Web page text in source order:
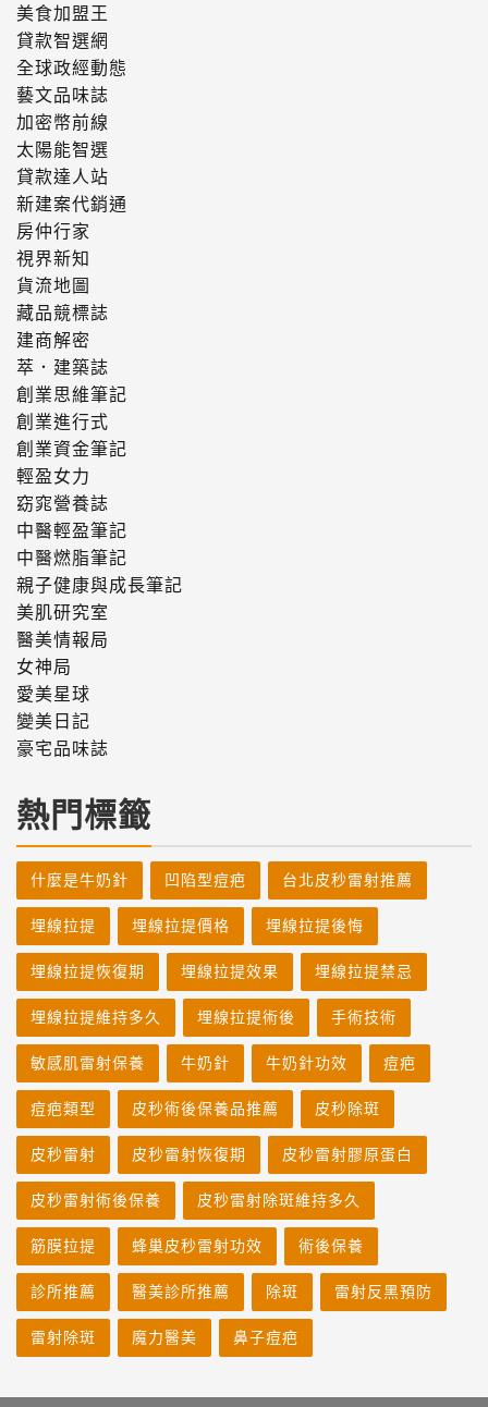
美食加盟王
貸款智選網
全球政經動態
藝文品味誌
加密幣前線
太陽能智選
貸款達人站
新建案代銷通
房仲行家
視界新知
貨流地圖
藏品競標誌
建商解密
萃．建築誌
創業思維筆記
創業進行式
創業資金筆記
輕盈女力
窈窕營養誌
中醫輕盈筆記
中醫燃脂筆記
親子健康與成長筆記
美肌研究室
醫美情報局
女神局
愛美星球
變美日記
豪宅品味誌
熱門標籤
什麼是牛奶針 凹陷型痘疤 台北皮秒雷射推薦
埋線拉提 埋線拉提價格 埋線拉提後悔
埋線拉提恢復期 埋線拉提效果 埋線拉提禁忌
埋線拉提維持多久 埋線拉提術後 手術技術
敏感肌雷射保養 牛奶針 牛奶針功效 痘疤
痘疤類型 皮秒術後保養品推薦 皮秒除斑
皮秒雷射 皮秒雷射恢復期 皮秒雷射膠原蛋白
皮秒雷射術後保養 皮秒雷射除斑維持多久
筋膜拉提 蜂巢皮秒雷射功效 術後保養
診所推薦 醫美診所推薦 除斑 雷射反黑預防
雷射除斑 魔力醫美 鼻子痘疤